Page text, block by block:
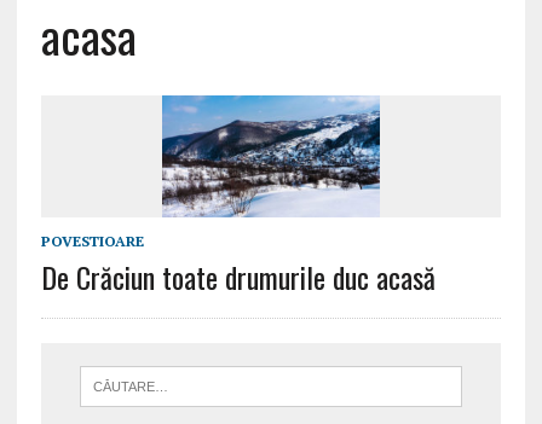
acasa
POVESTIOARE
De Crăciun toate drumurile duc acasă